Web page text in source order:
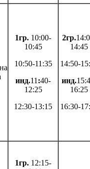
1гр. 10:00-
10:45
10:50-11:35
инд.11 :40-
12:25
12:30-13:15
2гр.
14:45
14:50-
инд.
16:25
16:30-
1гр. 12:15-